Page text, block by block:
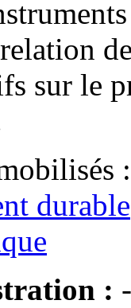
sur le
:
durable
: -